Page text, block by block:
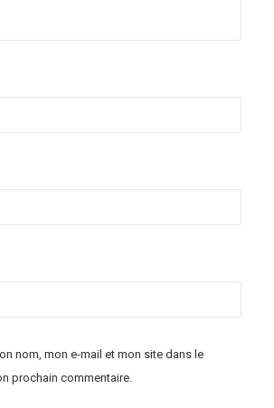
nom, mon e-mail et mon site dans le
prochain commentaire.